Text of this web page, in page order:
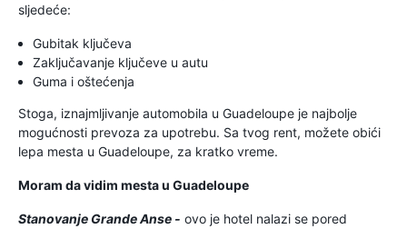
sljedeće:
Gubitak ključeva
Zaključavanje ključeve u autu
Guma i oštećenja
Stoga, iznajmljivanje automobila u Guadeloupe je najbolje
mogućnosti prevoza za upotrebu. Sa tvog rent, možete obići
lepa mesta u Guadeloupe, za kratko vreme.
Moram da vidim mesta u Guadeloupe
Stanovanje Grande Anse - ovo je hotel nalazi se pored